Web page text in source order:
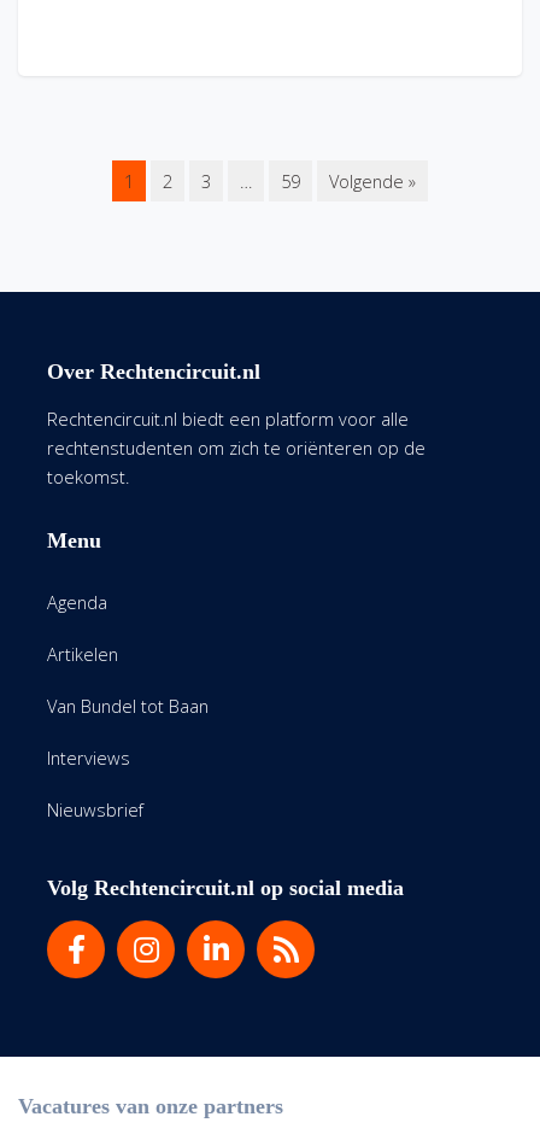
1 2 3 … 59 Volgende »
Over Rechtencircuit.nl
Rechtencircuit.nl biedt een platform voor alle
rechtenstudenten om zich te oriënteren op de
toekomst.
Menu
Agenda
Artikelen
Van Bundel tot Baan
Interviews
Nieuwsbrief
Volg Rechtencircuit.nl op social media
Vacatures van onze partners